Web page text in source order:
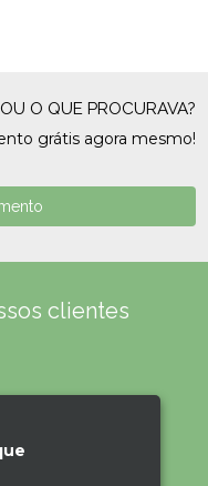
O QUE PROCURAVA?
grátis agora mesmo!
clientes